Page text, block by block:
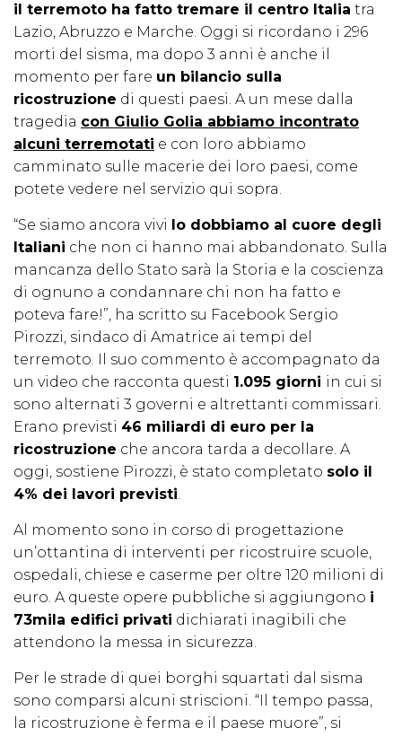
il terremoto ha fatto tremare il centro Italia tra
Lazio, Abruzzo e Marche. Oggi si ricordano i 296
morti del sisma, ma dopo 3 anni è anche il
momento per fare un bilancio sulla
ricostruzione di questi paesi. A un mese dalla
tragedia con Giulio Golia abbiamo incontrato
alcuni terremotati e con loro abbiamo
camminato sulle macerie dei loro paesi, come
potete vedere nel servizio qui sopra.
“Se siamo ancora vivi
lo dobbiamo al cuore degli
Italiani che non ci hanno mai abbandonato. Sulla
mancanza dello Stato sarà la Storia e la coscienza
di ognuno a condannare chi non ha fatto e
poteva fare!”, ha scritto su Facebook Sergio
Pirozzi, sindaco di Amatrice ai tempi del
terremoto. Il suo commento è accompagnato da
un video che racconta questi 1.095 giorni in cui si
sono alternati 3 governi e altrettanti commissari.
Erano previsti 46 miliardi di euro per la
ricostruzione che ancora tarda a decollare. A
oggi, sostiene Pirozzi, è stato completato solo il
4% dei lavori previsti.
Al momento sono in corso di progettazione
un’ottantina di interventi per ricostruire scuole,
ospedali, chiese e caserme per oltre 120 milioni di
euro. A queste opere pubbliche si aggiungono i
73mila edifici privati dichiarati inagibili che
attendono la messa in sicurezza.
Per le strade di quei borghi squartati dal sisma
sono comparsi alcuni striscioni. “Il tempo passa,
la ricostruzione è ferma e il paese muore”, si